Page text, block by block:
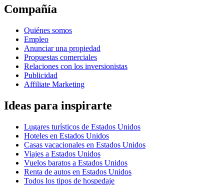
Compañía
Quiénes somos
Empleo
Anunciar una propiedad
Propuestas comerciales
Relaciones con los inversionistas
Publicidad
Affiliate Marketing
Ideas para inspirarte
Lugares turísticos de Estados Unidos
Hoteles en Estados Unidos
Casas vacacionales en Estados Unidos
Viajes a Estados Unidos
Vuelos baratos a Estados Unidos
Renta de autos en Estados Unidos
Todos los tipos de hospedaje